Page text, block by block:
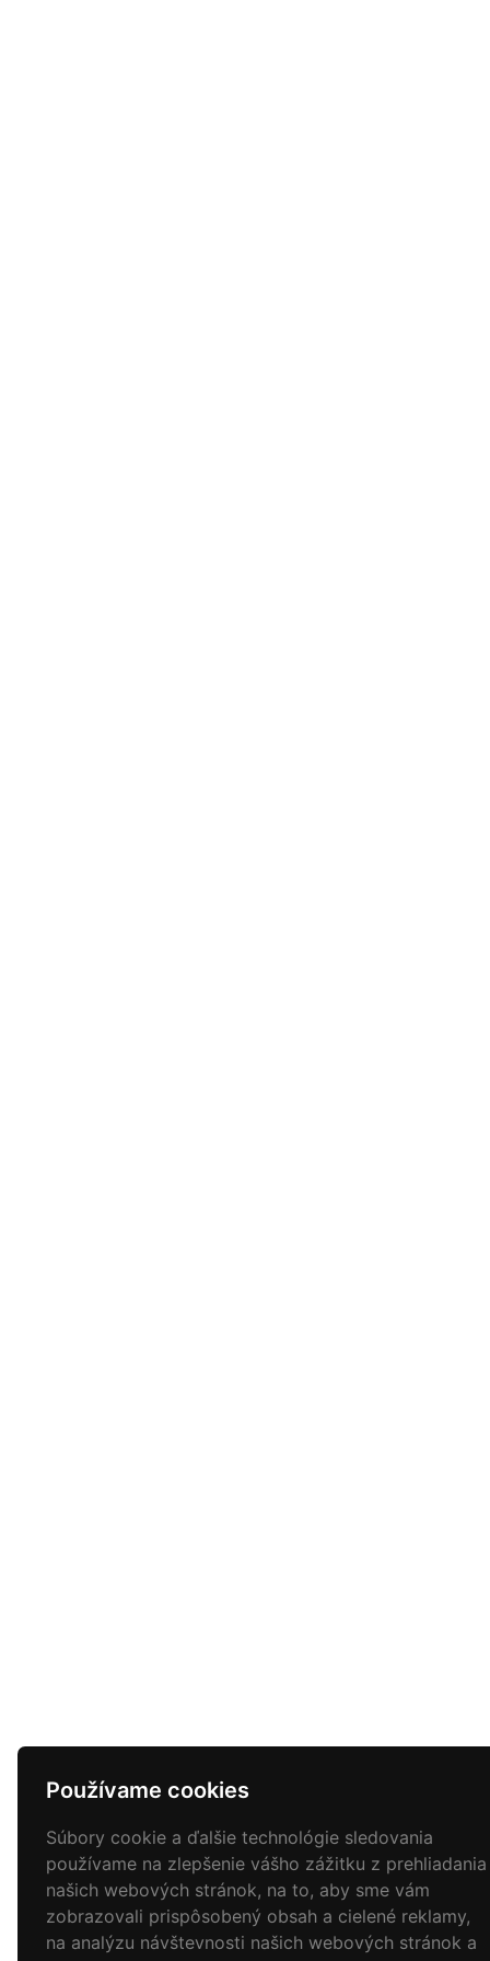
Používame cookies
Súbory cookie a ďalšie technológie sledovania
používame na zlepšenie vášho zážitku z prehliadania
našich webových stránok, na to, aby sme vám
zobrazovali prispôsobený obsah a cielené reklamy,
na analýzu návštevnosti našich webových stránok a